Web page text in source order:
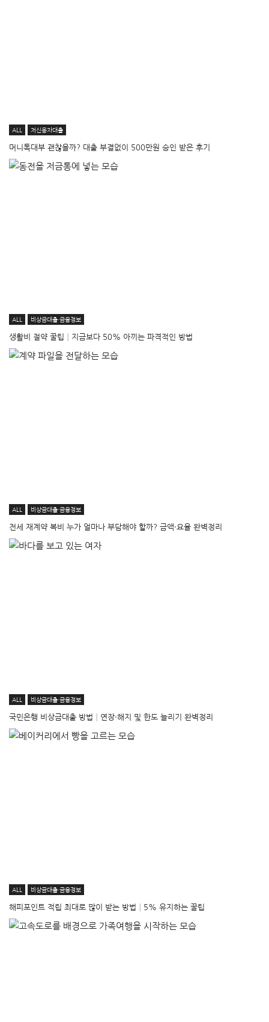
ALL 저신용자대출
머니톡대부 괜찮을까? 대출 부결없이 500만원 승인 받은 후기
ALL 비상금대출·금융정보
생활비 절약 꿀팁│지금보다 50% 아끼는 파격적인 방법
ALL 비상금대출·금융정보
전세 재계약 복비 누가 얼마나 부담해야 할까? 금액·요율 완벽정리
ALL 비상금대출·금융정보
국민은행 비상금대출 방법│연장·해지 및 한도 늘리기 완벽정리
ALL 비상금대출·금융정보
해피포인트 적립 최대로 많이 받는 방법│5% 유지하는 꿀팁